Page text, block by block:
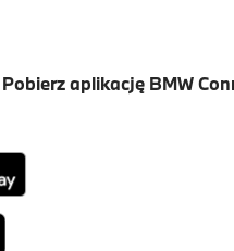
Pobierz aplikację BMW